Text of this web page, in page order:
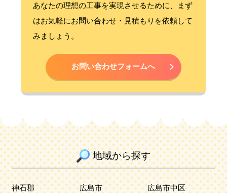
あなたの理想の工事を実現させるために、まず
はお気軽にお問い合わせ・見積もりを依頼して
みましょう。
お問い合わせフォームへ
地域から探す
神石郡 広島市
広島市中区